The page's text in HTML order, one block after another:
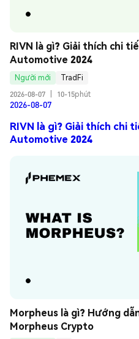
RIVN là gì? Giải thích chi
Automotive 2024
Người mới
TradFi
2026-08-07
10-15phút
2026-08-07
RIVN là gì? Giải thích chi
Automotive 2024
Morpheus là gì? Hướng
Morpheus Crypto